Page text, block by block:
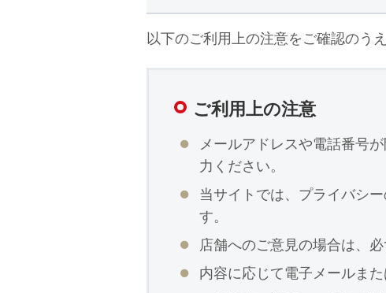
以下のご利用上の注意をご確認のう
ご利用上の注意
メールアドレスや電話番号
力ください。
当サイトでは、プライバシ
す。
店舗へのご意見の場合は、
内容に応じて電子メールま